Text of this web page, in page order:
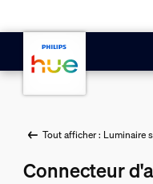
Tout afficher : Luminaire
Connecteur